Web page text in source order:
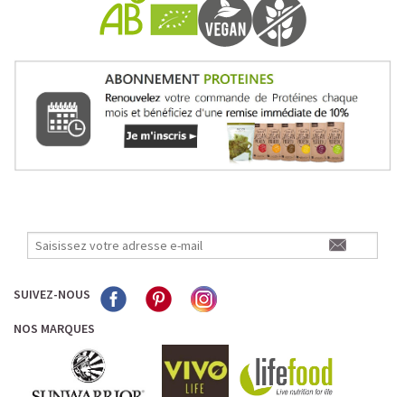
SUIVEZ-NOUS
NOS MARQUES